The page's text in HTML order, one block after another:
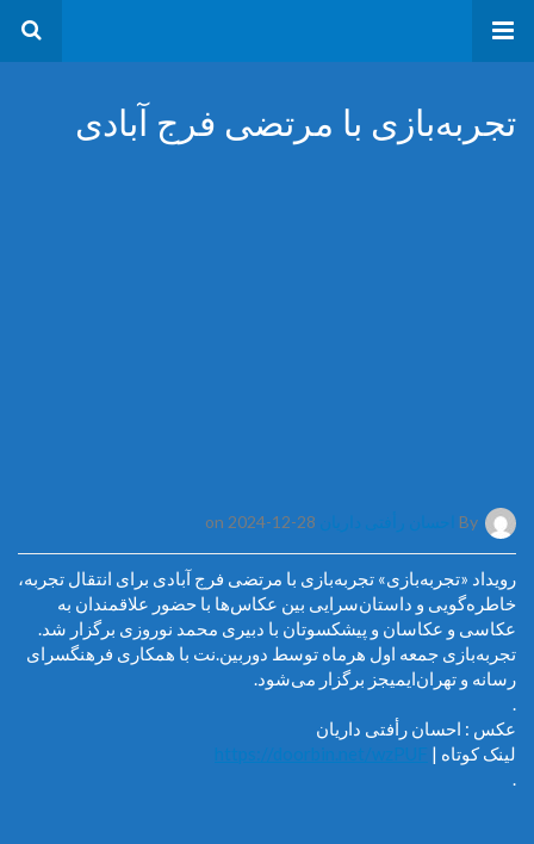
تجربه‌بازی با مرتضی فرج آبادی
By احسان رأفتی داریان
رویداد «تجربه‌بازی» تجربه‌بازی با مرتضی فرج آبادی برای انتقال تجربه،
خاطره‌گویی و داستان‌سرایی بین عکاس‌ها با حضور علاقمندان به
عکاسی و عکاسان و پیشکسوتان با دبیری محمد نوروزی برگزار شد.
تجربه‌بازی جمعه اول هرماه توسط دوربین.نت با همکاری فرهنگسرای
رسانه و تهران‌ایمیجز برگزار می‌شود.
.
عکس : احسان رأفتی داریان
لینک کوتاه | https://doorbin.net/wzPUF
.